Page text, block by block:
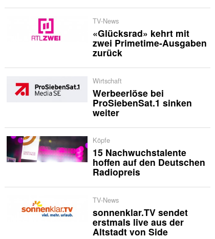
TV-News
«Glücksrad» kehrt mit
zwei Primetime-Ausgaben
zurück
Wirtschaft
Werbeerlöse bei
ProSiebenSat.1 sinken
weiter
Köpfe
15 Nachwuchstalente
hoffen auf den Deutschen
Radiopreis
TV-News
sonnenklar.TV sendet
erstmals live aus der
Altstadt von Side